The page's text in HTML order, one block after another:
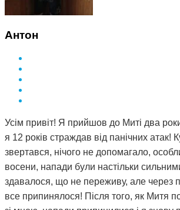
Антон
Усім привіт! Я прийшов до Миті два
я 12 років страждав від панічних атак!
звертався, нічого не допомагало,
восени, напади були настільки
здавалося, що не переживу, але через
все припинялося! Після того, як Митя